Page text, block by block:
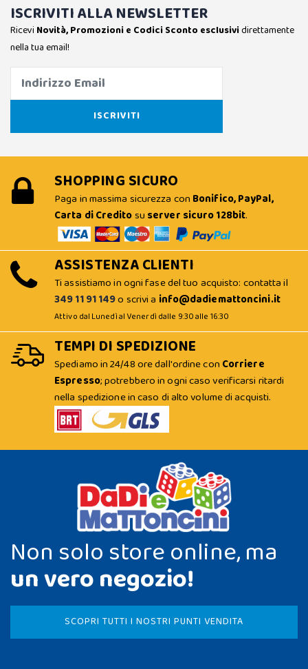
ISCRIVITI ALLA NEWSLETTER
Ricevi Novità, Promozioni e Codici Sconto esclusividirettamente
nella tua email!
SHOPPING SICURO
Paga in massima sicurezza con Bonifico, PayPal,
Carta di Creditosu server sicuro 128bit.
ASSISTENZA CLIENTI
Ti assistiamo in ogni fase del tuo acquisto: contatta il
349 11 91 149o scrivi a info@dadiemattoncini.it
Attivo dal Lunedì al Venerdì dalle 9:30 alle 16:30
TEMPI DI SPEDIZIONE
Spediamo in 24/48 ore dall'ordine con Corriere
Espresso; potrebbero in ogni caso verificarsi ritardi
nella spedizione in caso di alto volume di acquisti.
Non solo store online, ma
un vero negozio!
SCOPRI TUTTI I NOSTRI PUNTI VENDITA